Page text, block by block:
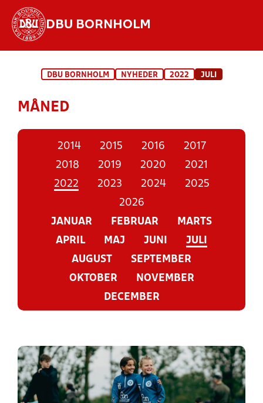
DBU BORNHOLM
STILLINGER, RESULTATER, KLUBBER OG
DBU BORNHOLM NYHEDER 2022 JULI
MÅNED
2014 2015 2016
2017
2018
2019 2020
2021
2022
2023 2024
2025
2026
JANUAR
FEBRUAR
MARTS
APRIL
MAJ JUNI
JULI
AUGUST
SEPTEMBER
OKTOBER
NOVEMBER
DECEMBER